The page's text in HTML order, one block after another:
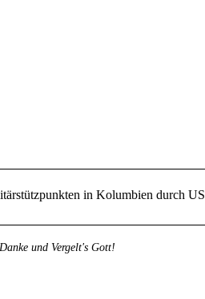
in Kolumbien durch
und Vergelt's Gott!